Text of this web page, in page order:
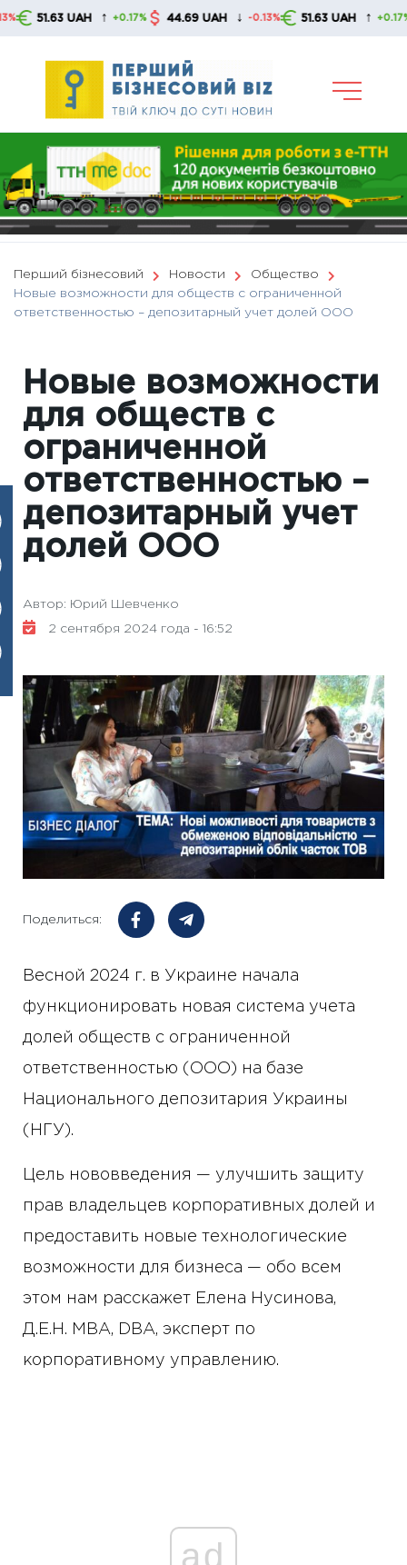
Skip
UAH ↑ +0.17% 44.69 UAH ↓ -0.13% 51.63 UAH ↑ +0.17%
Перший бізнесовий Новости
Общество
Новые возможности для обществ с ограниченной
ответственностью – депозитарный учет долей ООО
Новые возможности
для обществ с
ограниченной
ответственностью –
депозитарный учет
долей ООО
Автор: Юрий Шевченко
2 сентября 2024 года - 16:52
Поделиться:
Весной 2024 г. в Украине начала
функционировать новая система учета
долей обществ с ограниченной
ответственностью (ООО) на базе
Национального депозитария Украины
(НГУ).
Цель нововведения — улучшить защиту
прав владельцев корпоративных долей и
предоставить новые технологические
возможности для бизнеса — обо всем
этом нам расскажет Елена Нусинова,
Д.Е.Н. MBA, DBA, эксперт по
корпоративному управлению.
ad